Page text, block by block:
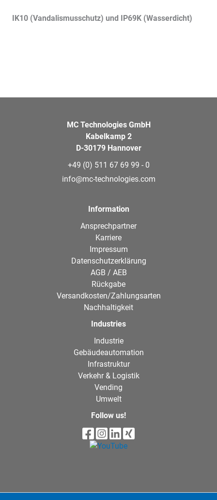
IK10 (Vandalismusschutz) und IP69K (Wasserdicht)
MC Technologies GmbH
Kabelkamp 2
D-30179 Hannover
+49 (0) 511 67 69 99 - 0
info@mc-technologies.com
Information
Ansprechpartner
Karriere
Impressum
Datenschutzerklärung
AGB / AEB
Rückgabe
Versandkosten/Zahlungsarten
Nachhaltigkeit
Industries
Industrie
Gebäudeautomation
Infrastruktur
Verkehr & Logistik
Vending
Umwelt
Follow us!